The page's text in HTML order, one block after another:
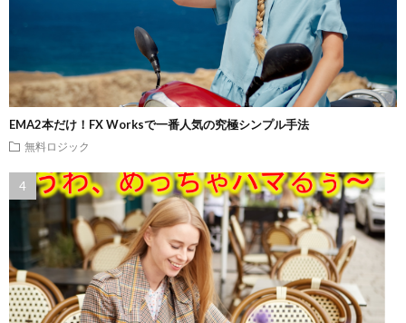
EMA2本だけ！FX Worksで一番人気の究極シンプル手法
無料ロジック